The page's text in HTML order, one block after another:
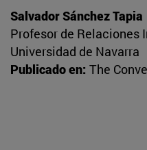
Salvador Sánchez Tapia
Profesor de Relaciones
Universidad de Navarra
Publicado en: The